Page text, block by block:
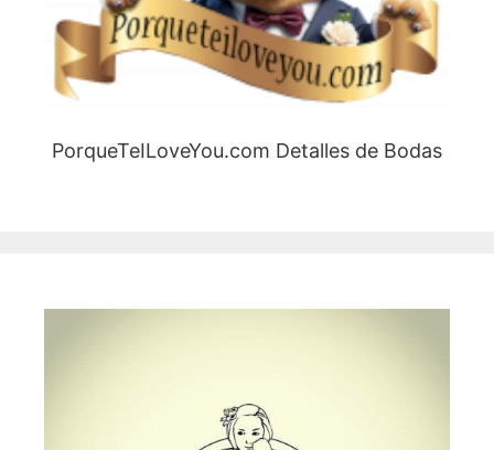
PorqueTeILoveYou.com Detalles de Bodas